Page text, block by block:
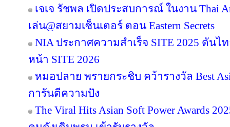
เจเจ รัชพล เปิดประสบการณ์ ในงาน Thai
เล่น@สยามเซ็นเตอร์ ตอน Eastern Secrets
NIA ประกาศความสำเร็จ SITE 2025 ดัน
หน้า SITE 2026
หมอปลาย พรายกระชิบ คว้ารางวัล Best
การันตีความปัง
The Viral Hits Asian Soft Power Awards